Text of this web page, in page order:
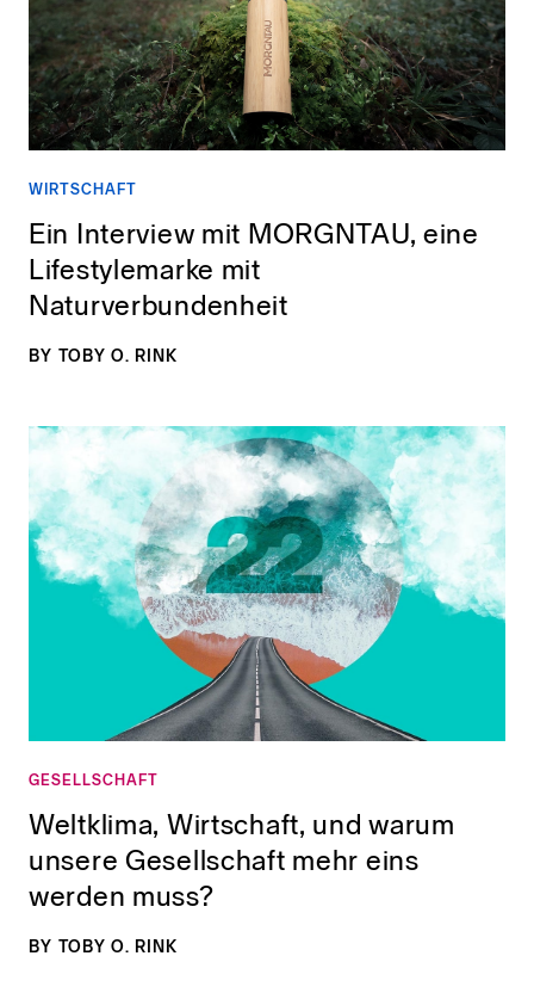
WIRTSCHAFT
Ein Interview mit MORGNTAU, eine
Lifestylemarke mit
Naturverbundenheit
BY TOBY O. RINK
GESELLSCHAFT
Weltklima, Wirtschaft, und warum
unsere Gesellschaft mehr eins
werden muss?
BY TOBY O. RINK